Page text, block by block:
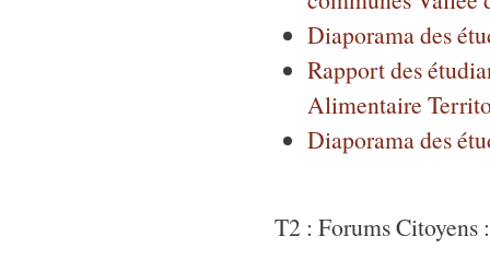
Diaporama des
Rapport des
Alimentaire
Diaporama des
T2 : Forums Citoyens